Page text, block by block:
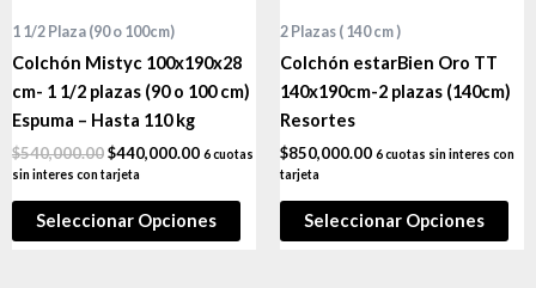
1 1/2 Plaza (90 o 100cm)
Colchón Mistyc 100x190x28
cm- 1 1/2 plazas (90 o 100 cm)
Espuma – Hasta 110 kg
$540,000.00$440,000.00 6 cuotas
sin interes con tarjeta
Seleccionar Opciones
2 Plazas ( 140 cm )
Colchón estarBien Oro TT
140x190cm-2 plazas (140cm)
Resortes
$850,000.00 6 cuotas sin interes con
tarjeta
Seleccionar Opciones